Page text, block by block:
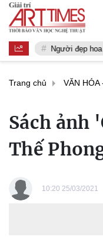
Người đẹp hoa
Trang chủ VĂN HÓA
Sách ảnh
Thế
10:20 25/03/2021